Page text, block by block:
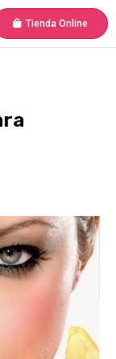
Tienda Online